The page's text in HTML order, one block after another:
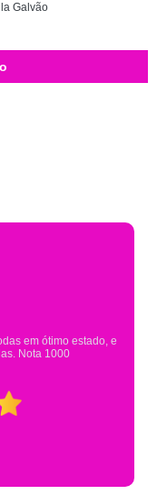
Galvão
fantasia de meu filho na
estavam fechando e